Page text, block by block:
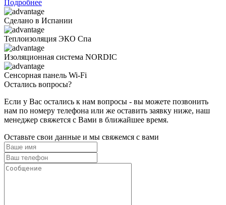
Подробнее
Сделано в Испании
Теплоизоляция ЭКО Спа
Изоляционная cистема NORDIC
Сенсорная панель Wi-Fi
Остались вопросы?
Если у Вас остались к нам вопросы - вы можете позвонить
нам по номеру телефона или же оставить заявку ниже, наш
менеджер свяжется с Вами в ближайшее время.
Оставьте свои данные и мы свяжемся с вами